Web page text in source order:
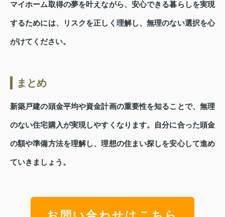
マイホーム取得の夢を叶えながら、安心できる暮らしを実現
するためには、リスクを正しく理解し、無理のない選択を心
がけてください。
まとめ
新築戸建の頭金平均や資金計画の重要性を知ることで、無理
のない住宅購入が実現しやすくなります。自分に合った頭金
の額や準備方法を理解し、理想の住まい探しを安心して進め
ていきましょう。